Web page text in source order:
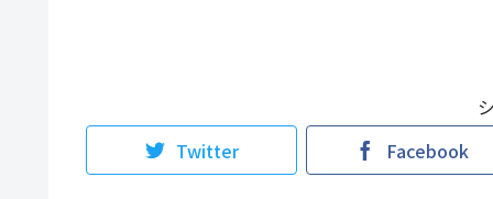
Twitter
Facebook